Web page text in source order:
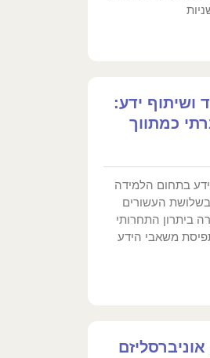
ושיתוף ידע:
כמתווך
ידע בתחום הלמידה
העשורים
ביתרון התחרותי
משאבי הידע